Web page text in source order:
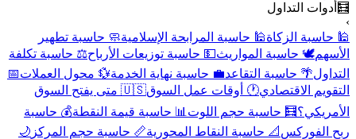
🧮 أدوات التداول
›
🕌 حاسبة الزكاة🕌 حاسبة المرابحة الإسلامية🧼 حاسبة تطهير
الأسهم🕊️ حاسبة المواريث💵 حاسبة توزيعات الأرباح⚖️ حاسبة تكلفة
التداول🌴 حاسبة التقاعد💼 حاسبة نهاية الخدمة💱 محول العملات📅
التقويم الاقتصادي🕐 أوقات عمل السوق
🇺🇸 متى يفتح السوق
الأمريكي؟🧮 حاسبة حجم اللوت 📊 حاسبة قيمة النقطة💰 حاسبة
ربح الفوركس 📐 حاسبة النقاط المحورية📏 حاسبة حجم المركز 🌙